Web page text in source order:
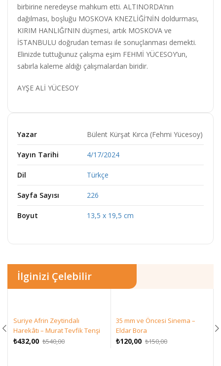
birbirine neredeyse mahkum etti. ALTINORDA’nın
dağılması, boşluğu MOSKOVA KNEZLİĞİ’NİN doldurması,
KIRIM HANLIĞI’NIN düşmesi, artık MOSKOVA ve
İSTANBULU doğrudan teması ile sonuçlanması demekti.
Elinizde tuttuğunuz çalışma eşim FEHMİ YÜCESOY’un,
sabırla kaleme aldığı çalışmalardan biridir.
AYŞE ALİ YÜCESOY
Yazar Bülent Kürşat Kırca (Fehmi Yücesoy)
Yayın Tarihi 4/17/2024
Dil Türkçe
Sayfa Sayısı 226
Boyut 13,5 x 19,5 cm
İlginizi Çelebilir
Suriye Afrin Zeytindalı
Harekâtı – Murat Tevfik Tenşi
₺540,00Orijinal
₺432,00
Şu
35 mm ve Öncesi Sinema –
Eldar Bora
₺150,00Orijinal
₺120,00
Şu